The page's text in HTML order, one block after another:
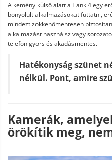
A kemény külső alatt a Tank 4 egy
bonyolult alkalmazásokat futtatni,
mindezt zökkenőmentesen
alkalmazást használsz vagy
telefon gyors és akadásmentes.
Hatékonyság szünet
nélkül. Pont, amire
Kamerák,
örökítik meg,